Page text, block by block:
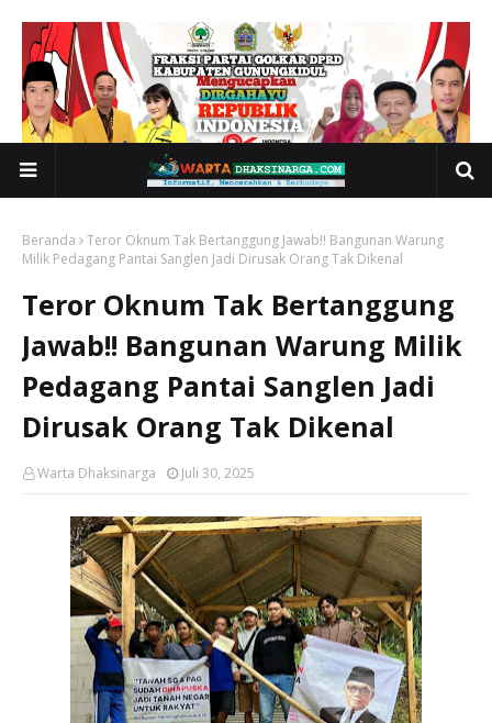
Beranda
Teror Oknum Tak Bertanggung Jawab!! Bangunan Warung
Milik Pedagang Pantai Sanglen Jadi Dirusak Orang Tak Dikenal
Teror Oknum Tak Bertanggung
Jawab!! Bangunan Warung Milik
Pedagang Pantai Sanglen Jadi
Dirusak Orang Tak Dikenal
Warta Dhaksinarga Juli 30, 2025